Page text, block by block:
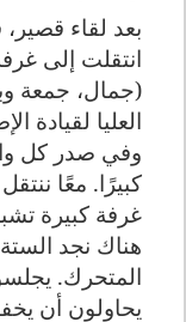
بعد لقاء
انتقلت إلى
(جمال، جمعة
العليا لقيادة
وفي صدر كل
كبيرًا. معًا
غرفة كبيرة
هناك نجد
المتحرك.
يحاولون أن